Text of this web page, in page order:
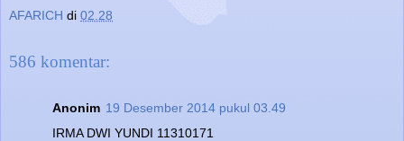
AFARICH di 02.28
586 komentar:
Anonim 19 Desember 2014 pukul 03.49
IRMA DWI YUNDI 11310171